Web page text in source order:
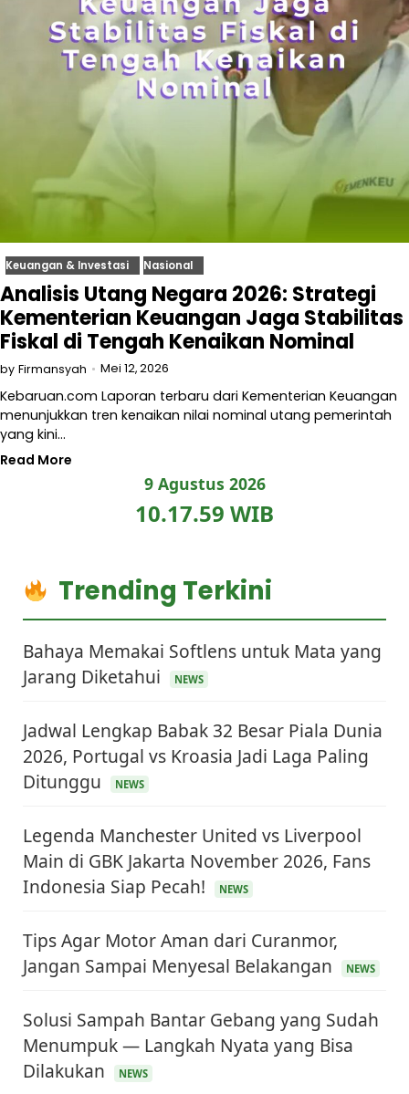
Keuangan & Investasi Nasional
Analisis Utang Negara 2026: Strategi
Kementerian Keuangan Jaga Stabilitas
Fiskal di Tengah Kenaikan Nominal
by Firmansyah Mei 12, 2026
Kebaruan.com Laporan terbaru dari Kementerian Keuangan
menunjukkan tren kenaikan nilai nominal utang pemerintah
yang kini…
Read More
9 Agustus 2026
10.17.59 WIB
Trending Terkini
Bahaya Memakai Softlens untuk Mata yang
Jarang Diketahui
NEWS
Jadwal Lengkap Babak 32 Besar Piala Dunia
2026, Portugal vs Kroasia Jadi Laga Paling
Ditunggu
NEWS
Legenda Manchester United vs Liverpool
Main di GBK Jakarta November 2026, Fans
Indonesia Siap Pecah!
NEWS
Tips Agar Motor Aman dari Curanmor,
Jangan Sampai Menyesal Belakangan
NEWS
Solusi Sampah Bantar Gebang yang Sudah
Menumpuk — Langkah Nyata yang Bisa
Dilakukan
NEWS